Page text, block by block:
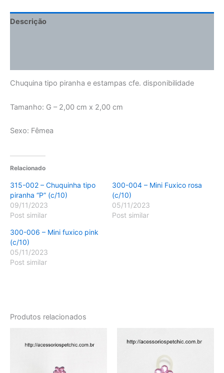
Descrição
Chuquina tipo piranha e estampas cfe. disponibilidade
Tamanho: G – 2,00 cm x 2,00 cm
Sexo: Fêmea
Relacionado
315-002 – Chuquinha tipo
piranha “P” (c/10)
09/11/2023
Post similar
300-004 – Mini Fuxico rosa
(c/10)
05/11/2023
Post similar
300-006 – Mini fuxico pink
(c/10)
05/11/2023
Post similar
Produtos relacionados